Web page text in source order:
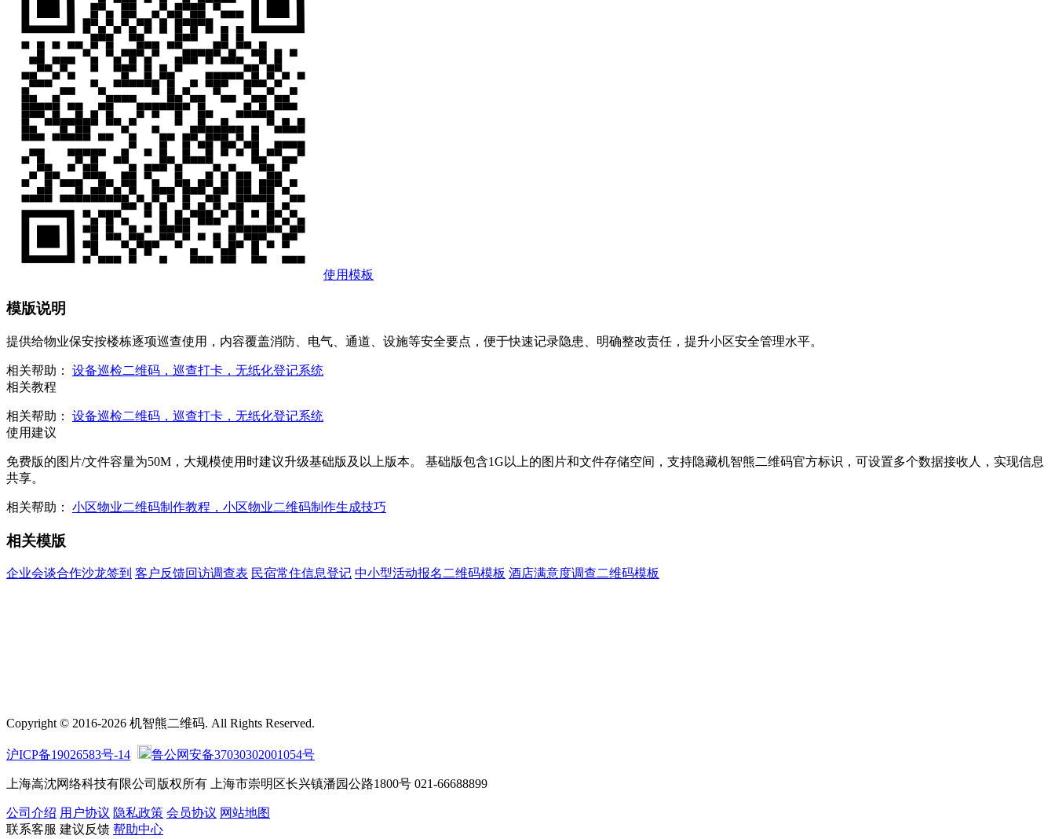
使用模板
模版说明
提供给物业保安按楼栋逐项巡查使用，内容覆盖消防、电气、通道、设施等安全要点，便于快速记录隐患、明确整改责任，提升小区安全管理水平。
相关帮助：
设备巡检二维码，巡查打卡，无纸化登记系统
相关教程
相关帮助：
设备巡检二维码，巡查打卡，无纸化登记系统
使用建议
免费版的图片/文件容量为50M，大规模使用时建议升级基础版及以上版本。 基础版包含1G以上的图片和文件存储空间，支持隐藏机智熊二维码官方标识，可设置多个数据接收人，实现信息
共享。
相关帮助： 小区物业二维码制作教程，小区物业二维码制作生成技巧
相关模版
企业会谈合作沙龙签到 客户反馈回访调查表 民宿常住信息登记 中小型活动报名二维码模板 酒店满意度调查二维码模板
Copyright © 2016-2026 机智熊二维码. All Rights Reserved.
沪ICP备19026583号-14 鲁公网安备37030302001054号
上海嵩沈网络科技有限公司版权所有 上海市崇明区长兴镇潘园公路1800号 021-66688899
公司介绍 用户协议 隐私政策 会员协议 网站地图
联系客服 建议反馈 帮助中心